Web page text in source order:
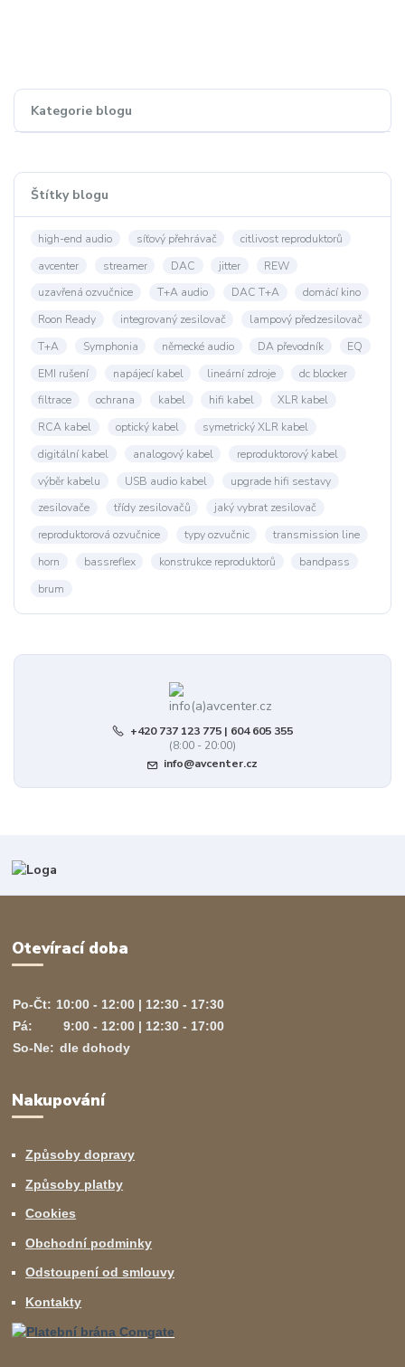
Kategorie blogu
Štítky blogu
high-end audio síťový přehrávač
citlivost reproduktorů
avcenter
streamer DAC jitter
REW
uzavřená ozvučnice
T+A audio DAC T+A
domácí kino
Roon Ready
integrovaný zesilovač
lampový předzesilovač
T+A
Symphonia německé audio DA převodník
EQ
EMI rušení
napájecí kabel lineární zdroje
dc blocker
filtrace
ochrana kabel hifi kabel
XLR kabel
RCA kabel
optický kabel
symetrický XLR kabel
digitální kabel
analogový kabel
reproduktorový kabel
výběr kabelu
USB audio kabel
upgrade hifi sestavy
zesilovače
třídy zesilovačů
jaký vybrat zesilovač
reproduktorová ozvučnice
typy ozvučnic
transmission line
horn
bassreflex konstrukce reproduktorů
bandpass
brum
+420 737 123 775 | 604 605 355
(8:00 - 20:00)
info@avcenter.cz
Otevírací doba
Po-Čt: 10:00 - 12:00 | 12:30 - 17:30
Pá:
9:00 - 12:00 | 12:30 - 17:00
So-Ne: dle dohody
Nakupování
Způsoby dopravy
Způsoby platby
Cookies
Obchodní podminky
Odstoupení od smlouvy
Kontakty